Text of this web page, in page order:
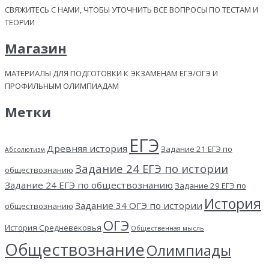
СВЯЖИТЕСЬ С НАМИ, ЧТОБЫ УТОЧНИТЬ ВСЕ ВОПРОСЫ ПО ТЕСТАМ И
ТЕОРИИ
Магазин
МАТЕРИАЛЫ ДЛЯ ПОДГОТОВКИ К ЭКЗАМЕНАМ ЕГЭ/ОГЭ И
ПРОФИЛЬНЫМ ОЛИМПИАДАМ
Метки
Абсолютизм Древняя история ЕГЭ Задание 21 ЕГЭ по
обществознанию Задание 24 ЕГЭ по истории
Задание 24 ЕГЭ по обществознанию Задание 29 ЕГЭ по
обществознанию Задание 34 ОГЭ по истории История
История Средневековья ОГЭ Общественная мысль
ОбществознаниеОлимпиады